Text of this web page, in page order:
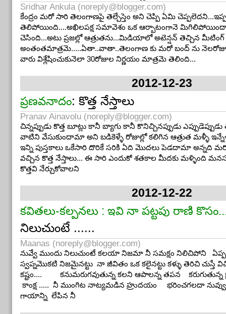
Sridhar Ankula (noreply@blogger.com)
కేంద్రం మరో సారి తెలంగాణపై తెల్చేస్తెం అని చెప్పి ఏమి
తెలిపోయింది....అఖిలపక్ష సమావెశం ఒక ఆర్బాటంగానె మిగిలిపోయిందా
చెసింది...అటు ప్రజల్లో ఆత్రుతను...మిడియాలో అటెన్షన్ తెచ్చిన
అంతంతమాత్రమె.....ఏతా..వాతా..తెలంగాణ కు మరో బంద్ ను
వారు విశ్లేషించుకునెలా 30రోజుల నిర్ణయం మాత్రమె తెలింది...
2012-12-23
ప్రణవనాదం: కొత్త నేస్తాలు
Pranav Ainavolu (noreply@blogger.com)
చిన్నప్పుడు కొత్త బూట్లు కానీ బ్యాగు కానీ కొనిచ్చినప్పుడు
వాటిని వేసుకుందామా అని బడికెళ్ళే రోజుల్లో కలిగిన ఆత్రుత మళ్ళీ
ఇన్ని పుస్తకాలు ఒకేసారి దొరికే సరికి ఏది మొదలు పెడదామా అన్నది
వచ్చిన కొత్త నేస్తాలు... ఈ సారి ఎందుకో శతకాల మీదకు మళ్ళింది
కొత్తవి నేర్చుకోవాలని
2012-12-22
కవితలు-కల్పనలు : ఇవి నా పట్టపు రాణి
నిలుచుంటే ......
Maanas (noreply@blogger.com)
నువ్వే ముందు నిలుచుంటే కలయా నిజమా నీ సమక్షం నిలిచిపోని
స్వప్నమొకటి నిజమైనట్టు నా జీవితం ఒక కలైనట్టు కళ్ళు తెరిచి చుస్తే
కష్టం.... కనుమరుగవుతున్న కలని ఆపాలన్న తపన
కాంక్ష ..... నీ ముంగిట నాట్యమడిన హ్రుదయం భరించగలదా
గాయాన్ని లేపిన నీ